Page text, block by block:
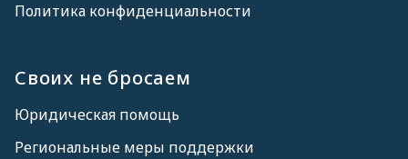
Политика конфиденциальности
Своих не бросаем
Юридическая помощь
Региональные меры поддержки